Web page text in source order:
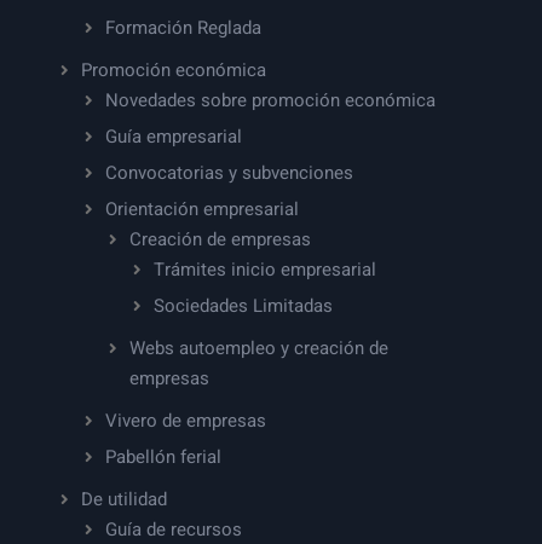
Formación Reglada
Promoción económica
Novedades sobre promoción económica
Guía empresarial
Convocatorias y subvenciones
Orientación empresarial
Creación de empresas
Trámites inicio empresarial
Sociedades Limitadas
Webs autoempleo y creación de
empresas
Vivero de empresas
Pabellón ferial
De utilidad
Guía de recursos